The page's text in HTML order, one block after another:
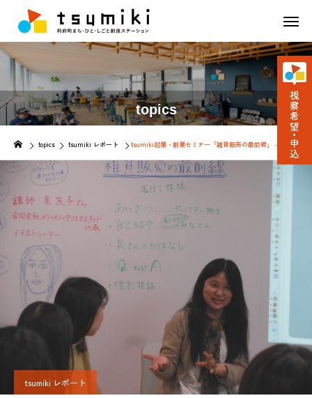
topics
topics tsumiki レポート tsumiki起業・創業セミナー「雑貨販売の最前線」－メリーメ
tsumiki レポート